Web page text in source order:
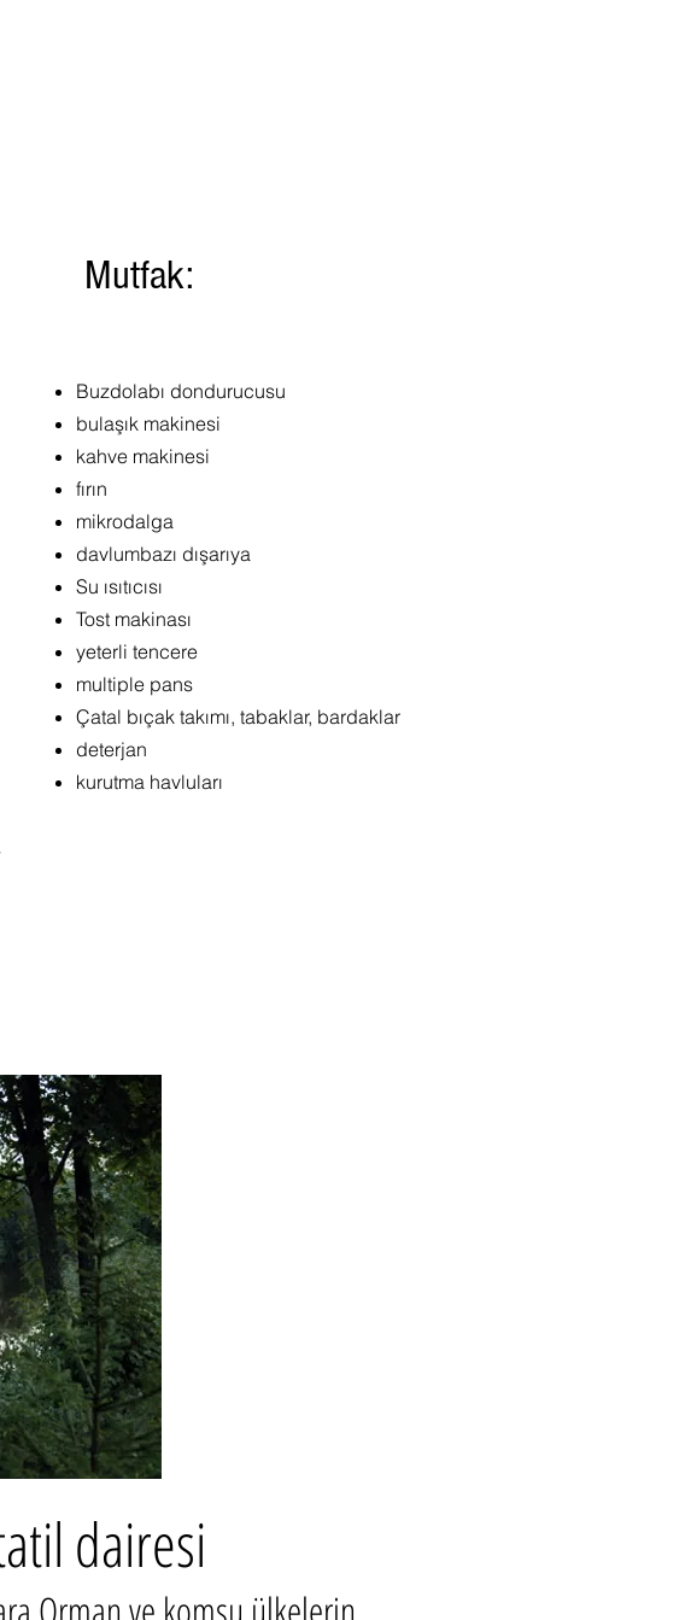
Mutfak:
Buzdolabı dondurucusu
bulaşık makinesi
kahve makinesi
fırın
mikrodalga
davlumbazı dışarıya
Su ısıtıcısı
Tost makinası
yeterli tencere
multiple pans
Çatal bıçak takımı, tabaklar, bardaklar
deterjan
kurutma havluları
kiralama
tatil dairesi
Hinterzarten
Schonach
havuzu şehir
aile dostu
Europapark
bağlayıcı
değerlendirmeleri
olmayan tatil
Freiburg tatil
evi Kuzey Kara
yaşayan Neustadt
tatil evi.
dairesi